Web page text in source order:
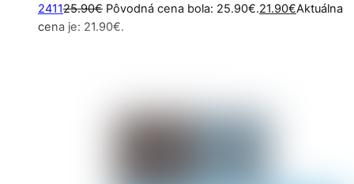
241125.90€ Pôvodná cena bola: 25.90€.21.90€Aktuálna
cena je: 21.90€.